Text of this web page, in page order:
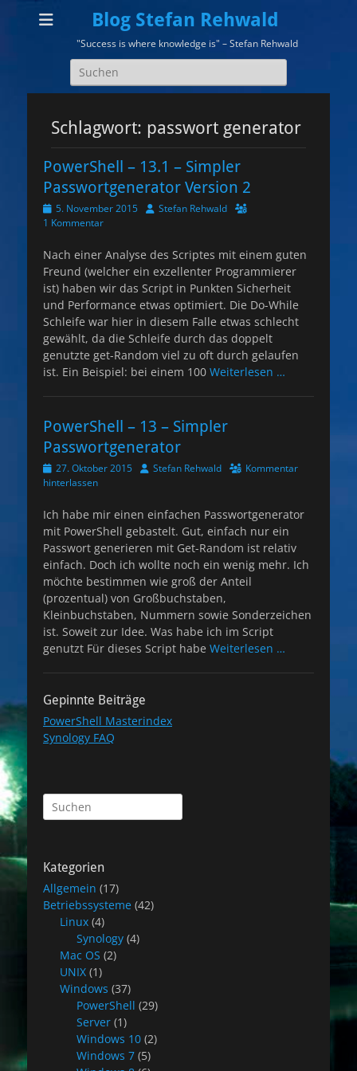
Blog Stefan Rehwald
"Success is where knowledge is" – Stefan Rehwald
Suchen
nach:
Schlagwort: passwort generator
PowerShell – 13.1 – Simpler
Passwortgenerator Version 2
Veröffentlicht
am
5. November 2015 AutorStefan Rehwald
1 Kommentar
Nach einer Analyse des Scriptes mit einem guten
Freund (welcher ein exzellenter Programmierer
ist) haben wir das Script in Punkten Sicherheit
und Performance etwas optimiert. Die Do-While
Schleife war hier in diesem Falle etwas schlecht
gewählt, da die Schleife durch das doppelt
genutzte get-Random viel zu oft durch gelaufen
ist. Ein Beispiel: bei einem 100 Weiterlesen …
PowerShell – 13 – Simpler
Passwortgenerator
Veröffentlicht
am
27. Oktober 2015 AutorStefan Rehwald
Kommentar
hinterlassen
Ich habe mir einen einfachen Passwortgenerator
mit PowerShell gebastelt. Gut, einfach nur ein
Passwort generieren mit Get-Random ist relativ
einfach. Doch ich wollte noch ein wenig mehr. Ich
möchte bestimmen wie groß der Anteil
(prozentual) von Großbuchstaben,
Kleinbuchstaben, Nummern sowie Sonderzeichen
ist. Soweit zur Idee. Was habe ich im Script
genutzt Für dieses Script habe Weiterlesen …
Gepinnte Beiträge
PowerShell Masterindex
Synology FAQ
Suchen
nach:
Kategorien
Allgemein (17)
Betriebssysteme (42)
Linux (4)
Synology (4)
Mac OS (2)
UNIX (1)
Windows (37)
PowerShell (29)
Server (1)
Windows 10 (2)
Windows 7 (5)